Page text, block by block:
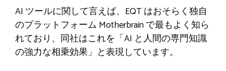
AI ツールに関して言えば、EQT はおそらく独自
のプラットフォーム Motherbrain で最もよく知ら
れており、同社はこれを「AI と人間の専門知識
の強力な相乗効果」と表現しています。